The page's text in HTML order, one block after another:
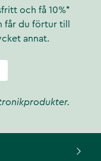
och få 10%*
får du förtur till
annat.